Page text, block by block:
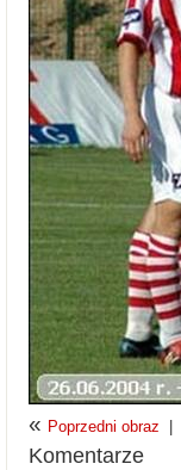
« Poprzedni obraz
Komentarze